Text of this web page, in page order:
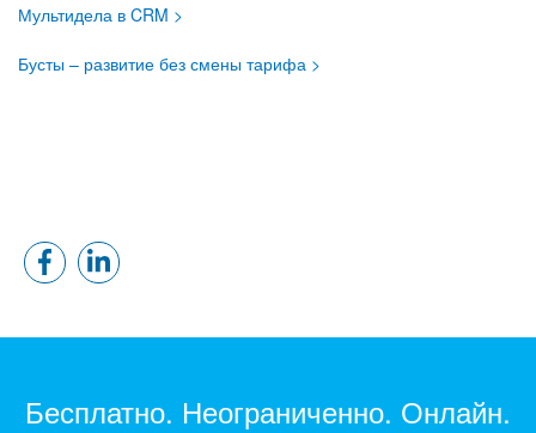
Мультидела в CRM >
Бусты – развитие без смены тарифа >
Бесплатно. Неограниченно. Онлайн.